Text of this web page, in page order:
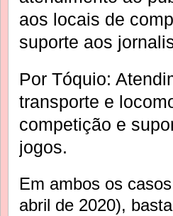
aos locais de
suporte aos
Por Tóquio:
transporte e
competição e
jogos.
Em ambos os
abril de 2020),